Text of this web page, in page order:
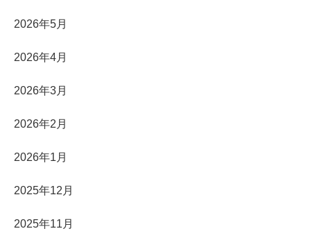
2026年5月
2026年4月
2026年3月
2026年2月
2026年1月
2025年12月
2025年11月